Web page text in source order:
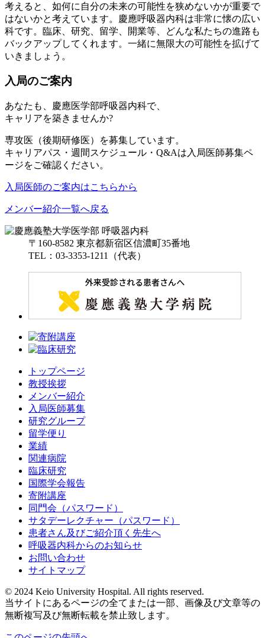
考えると、如何に自分の未来の可能性を狭めないかが重要で
はないかと考えています。慶應呼吸器内科は非常に懐の広い
科です。臨床、研究、留学、開業等、どんな私たちの進路も
バックアップしてくれます。一緒に無限大の可能性を拡げて
いきましょう。
入局のご案内
あなたも、慶應医学部呼吸器内科で、
キャリアを築きませんか?
専攻医（後期研修医）を募集しています。
キャリアパス・週間スケジュール・Q&Aは入局医師募集ペ
ージをご確認ください。
入局医師のご案内はこちらから
メンバー紹介一覧へ戻る
〒160-8582 東京都新宿区信濃町35番地
TEL：03-3353-1211（代表）
トップページ
教授挨拶
メンバー紹介
入局医師募集
研究グループ
留学便り
業績
関連病院
臨床研究
国際学会報告
寄附講座
同門会（パスワード）
サタデーレクチャー（パスワード）
患者さん及びご紹介頂く先生へ
呼吸器内科からのお知らせ
お問い合わせ
サイトマップ
© 2024 Keio University Hospital. All rights reserved.
当サイトにあるページの全てまたは一部、画像及び文章等の
無断複写及び無断転載を禁止致します。